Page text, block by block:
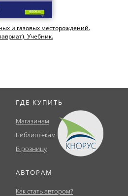
и газовых месторождений.
Учебник.
ГДЕ КУПИТЬ
Магазинам
Библиотекам
В розницу
АВТОРАМ
Как стать автором?